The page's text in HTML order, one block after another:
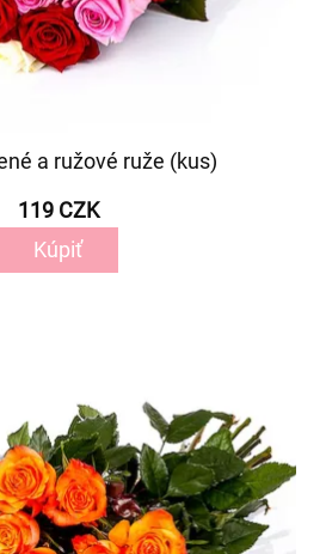
a ružové ruže (kus)
119 CZK
Kúpiť